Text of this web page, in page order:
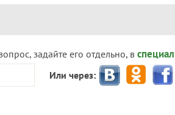
задайте его отдельно, в
Или через: